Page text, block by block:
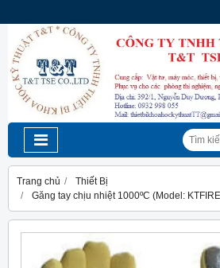
Trang chủ
Thiết Bị
Găng tay chịu nhiệt 1000ºC (Model: